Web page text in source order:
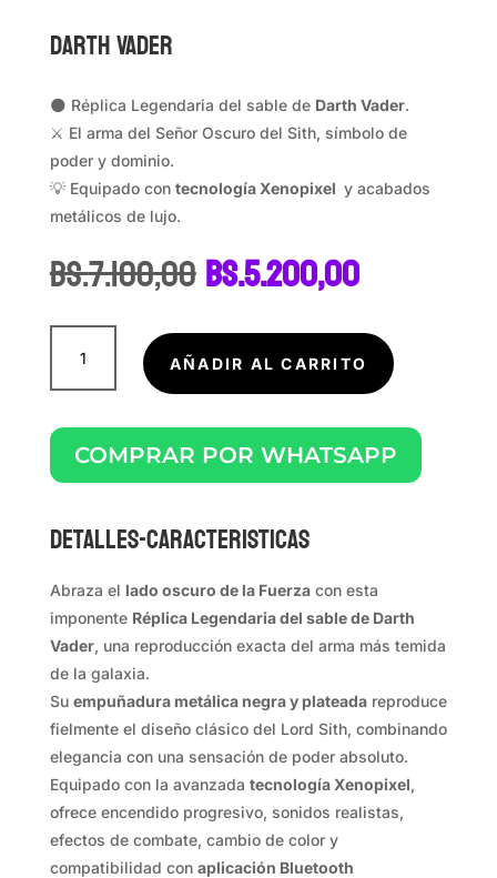
DARTH VADER
🌑 Réplica Legendaria del sable de Darth Vader.
⚔️ El arma del Señor Oscuro del Sith, símbolo de
poder y dominio.
💡 Equipado con tecnología Xenopixel y acabados
metálicos de lujo.
Bs.7.100,00El
precio
original
era:
Bs.7.100,00.
Bs.5.200,00Elprecio
actual
es:
DARTH
VADER
cantidad
AÑADIR AL CARRITO
COMPRAR POR WHATSAPP
DETALLES-CARACTERISTICAS
Abraza el lado oscuro de la Fuerzacon esta
imponente Réplica Legendaria del sable de Darth
Vader, una reproducción exacta del arma más temida
de la galaxia.
Su empuñadura metálica negra y plateadareproduce
fielmente el diseño clásico del Lord Sith, combinando
elegancia con una sensación de poder absoluto.
Equipado con la avanzada tecnología Xenopixel,
ofrece encendido progresivo, sonidos realistas,
efectos de combate, cambio de color y
compatibilidad con aplicación Bluetooth